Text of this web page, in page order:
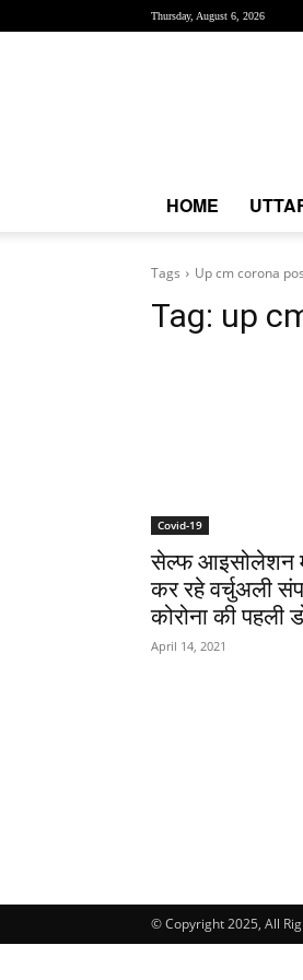
Thursday, August 6, 2026
HOME
Tags Up cm corona
Tag: up
Covid-19
सेल्फ आइसोलेशन में
कर रहे वर्चुअली
कोरोना की पहली
April 14, 2021
© Copyright 2025, All